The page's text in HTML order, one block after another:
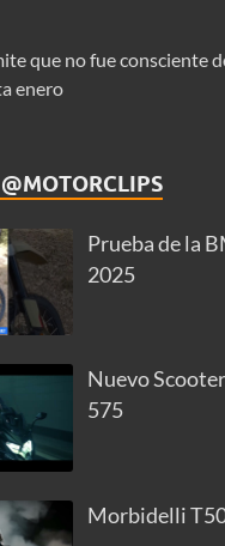
que no fue consciente
enero
Prueba de la
2025
Nuevo
575
Morbidelli